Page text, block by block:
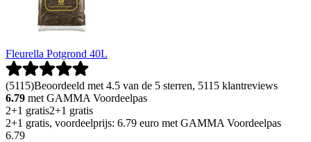
Fleurella Potgrond 40L
(5115)Beoordeeld met 4.5 van de 5 sterren, 5115 klantreviews
6.79 met GAMMA Voordeelpas
2+1 gratis2+1 gratis
2+1 gratis, voordeelprijs: 6.79 euro met GAMMA Voordeelpas
6.79